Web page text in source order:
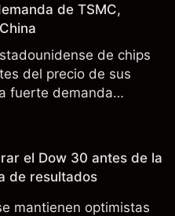
de TSMC,
de chips
del precio de sus
fuerte demanda
trimestrales récord
afectan las ventas
el Dow 30 antes de la
de resultados
mantienen optimistas